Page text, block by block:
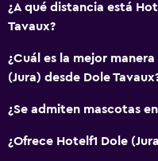
Baño compartido
Ducha
Inodoro con cisterna alta
Aseo
Papel higiénico
Baño privado
¿A qué distancia está
Tavaux?
¿Cuál es la mejor
(Jura) desde Dole
¿Se admiten mascotas
¿Ofrece Hotelf1 Dole